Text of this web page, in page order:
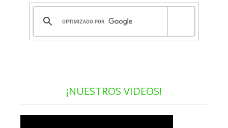
¡NUESTROS VIDEOS!